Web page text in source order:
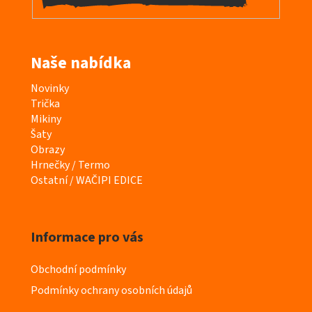
Naše nabídka
K
a
t
e
g
o
r
Novinky
Trička
Mikiny
Šaty
Obrazy
Hrnečky / Termo
Ostatní / WAČIPI EDICE
Informace pro vás
Obchodní podmínky
Podmínky ochrany osobních údajů